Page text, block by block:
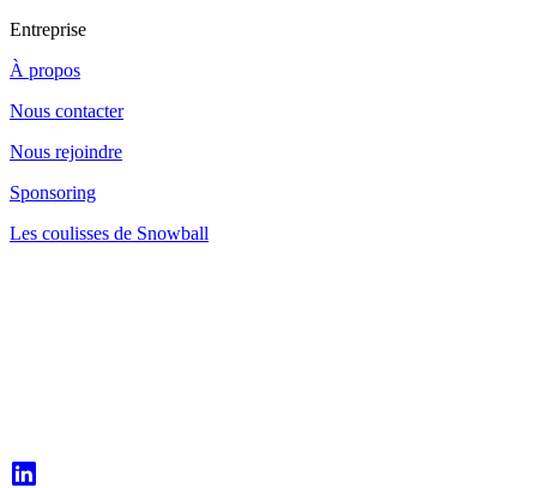
Entreprise
À propos
Nous contacter
Nous rejoindre
Sponsoring
Les coulisses de Snowball